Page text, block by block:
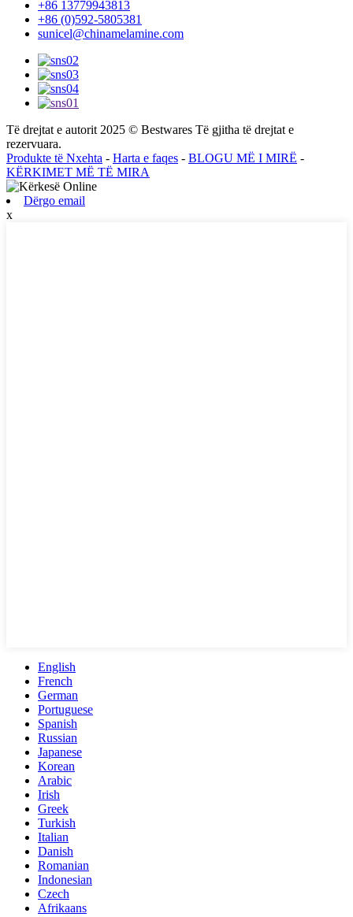
+86 13779943813
+86 (0)592-5805381
sunicel@chinamelamine.com
Të drejtat e autorit 2025 © Bestwares Të gjitha të drejtat e
rezervuara.
Produkte të Nxehta - Harta e faqes - BLOGU MË I MIRË -
KËRKIMET MË TË MIRA
Dërgo email
x
English
French
German
Portuguese
Spanish
Russian
Japanese
Korean
Arabic
Irish
Greek
Turkish
Italian
Danish
Romanian
Indonesian
Czech
Afrikaans